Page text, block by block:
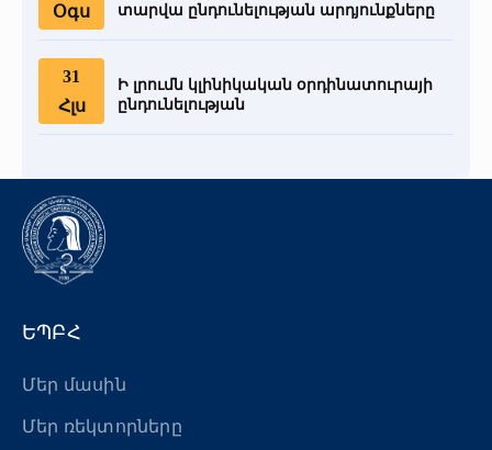
Օգս
տարվա ընդունելության արդյունքները
31
Հլս
Ի լրումն կլինիկական օրդինատուրայի
ընդունելության
ԵՊԲՀ
Մեր մասին
Մեր ռեկտորները